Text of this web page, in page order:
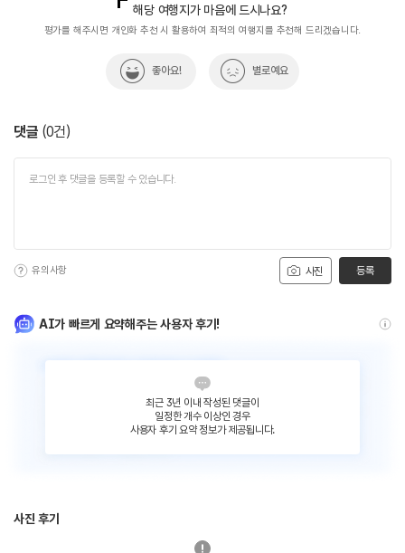
해당 여행지가 마음에 드시나요?
평가를 해주시면 개인화 추천 시 활용하여 최적의 여행지를 추천해 드리겠습니다.
좋아요! 별로예요
댓글 (0건)
사진
유의사항 등록
AI가 빠르게 요약해주는 사용자 후기!
최근 3년 이내 작성된 댓글이
일정한 개수 이상인 경우
사용자 후기 요약 정보가 제공됩니다.
사진 후기